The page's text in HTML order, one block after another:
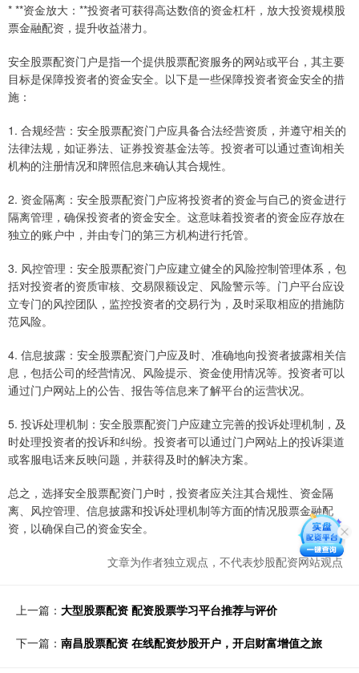
* **资金放大：**投资者可获得高达数倍的资金杠杆，放大投资规模股
票金融配资，提升收益潜力。
安全股票配资门户是指一个提供股票配资服务的网站或平台，其主要
目标是保障投资者的资金安全。以下是一些保障投资者资金安全的措
施：
1. 合规经营：安全股票配资门户应具备合法经营资质，并遵守相关的
法律法规，如证券法、证券投资基金法等。投资者可以通过查询相关
机构的注册情况和牌照信息来确认其合规性。
2. 资金隔离：安全股票配资门户应将投资者的资金与自己的资金进行
隔离管理，确保投资者的资金安全。这意味着投资者的资金应存放在
独立的账户中，并由专门的第三方机构进行托管。
3. 风控管理：安全股票配资门户应建立健全的风险控制管理体系，包
括对投资者的资质审核、交易限额设定、风险警示等。门户平台应设
立专门的风控团队，监控投资者的交易行为，及时采取相应的措施防
范风险。
4. 信息披露：安全股票配资门户应及时、准确地向投资者披露相关信
息，包括公司的经营情况、风险提示、资金使用情况等。投资者可以
通过门户网站上的公告、报告等信息来了解平台的运营状况。
5. 投诉处理机制：安全股票配资门户应建立完善的投诉处理机制，及
时处理投资者的投诉和纠纷。投资者可以通过门户网站上的投诉渠道
或客服电话来反映问题，并获得及时的解决方案。
总之，选择安全股票配资门户时，投资者应关注其合规性、资金隔
离、风控管理、信息披露和投诉处理机制等方面的情况股票金融配
资，以确保自己的资金安全。
文章为作者独立观点，不代表炒股配资网站观点
上一篇： 大型股票配资 配资股票学习平台推荐与评价
下一篇： 南昌股票配资 在线配资炒股开户，开启财富增值之旅